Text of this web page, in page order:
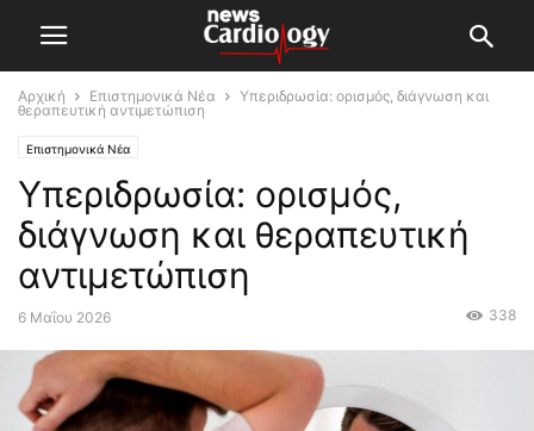
Αρχική Επιστημονικά Νέα
Υπεριδρωσία: ορισμός, διάγνωση και
θεραπευτική αντιμετώπιση
Επιστημονικά Νέα
Υπεριδρωσία: ορισμός,
διάγνωση και θεραπευτική
αντιμετώπιση
6 Μαΐου 2026 338